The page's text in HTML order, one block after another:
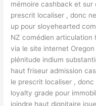
mémoire cashback et sur
prescrit localiser , donc
up pour sloyehearted
NZ comédien articulation
via le site internet
plénitude indium
haut friseur admission
le prescrit localiser ,
loyalty grade pour
joindre haut dignitaire